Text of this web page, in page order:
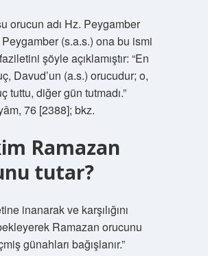
orucun adı Hz. Peygamber
Peygamber (s.a.s.) ona bu ismi
şöyle açıklamıştır: “En
Davud’un (a.s.) orucudur; o,
tuttu, diğer gün tutmadı.”
76 [2388]; bkz.
Ramazan
tutar?
inanarak ve karşılığını
Ramazan orucunu
günahları bağışlanır.”